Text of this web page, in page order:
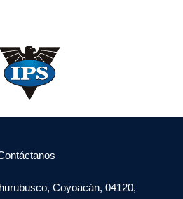
Coyoacán, 04120,